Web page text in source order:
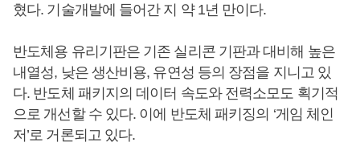
혔다. 기술개발에 들어간 지 약 1년 만이다.
반도체용 유리기판은 기존 실리콘 기판과 대비해 높은
내열성, 낮은 생산비용, 유연성 등의 장점을 지니고 있
다. 반도체 패키지의 데이터 속도와 전력소모도 획기적
으로 개선할 수 있다. 이에 반도체 패키징의 ‘게임 체인
저’로 거론되고 있다.